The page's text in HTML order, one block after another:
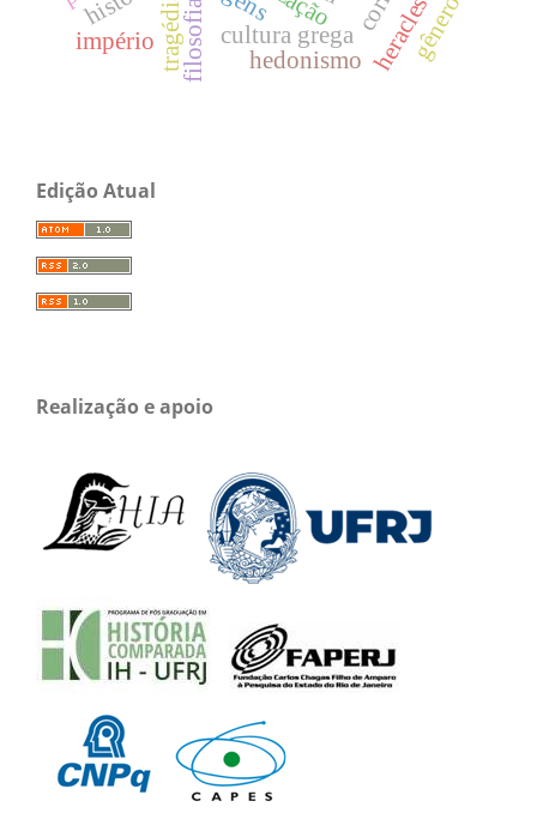
heracles
tragédia. cultura grega
hedonismo
império filosofia gênero
Edição Atual
Realização e apoio